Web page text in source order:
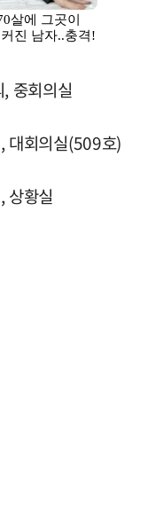
중회의실
대회의실(509호)
상황실